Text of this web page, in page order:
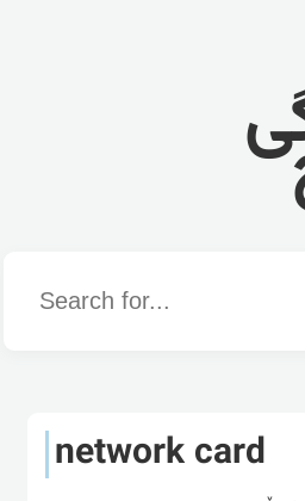
Word
network card